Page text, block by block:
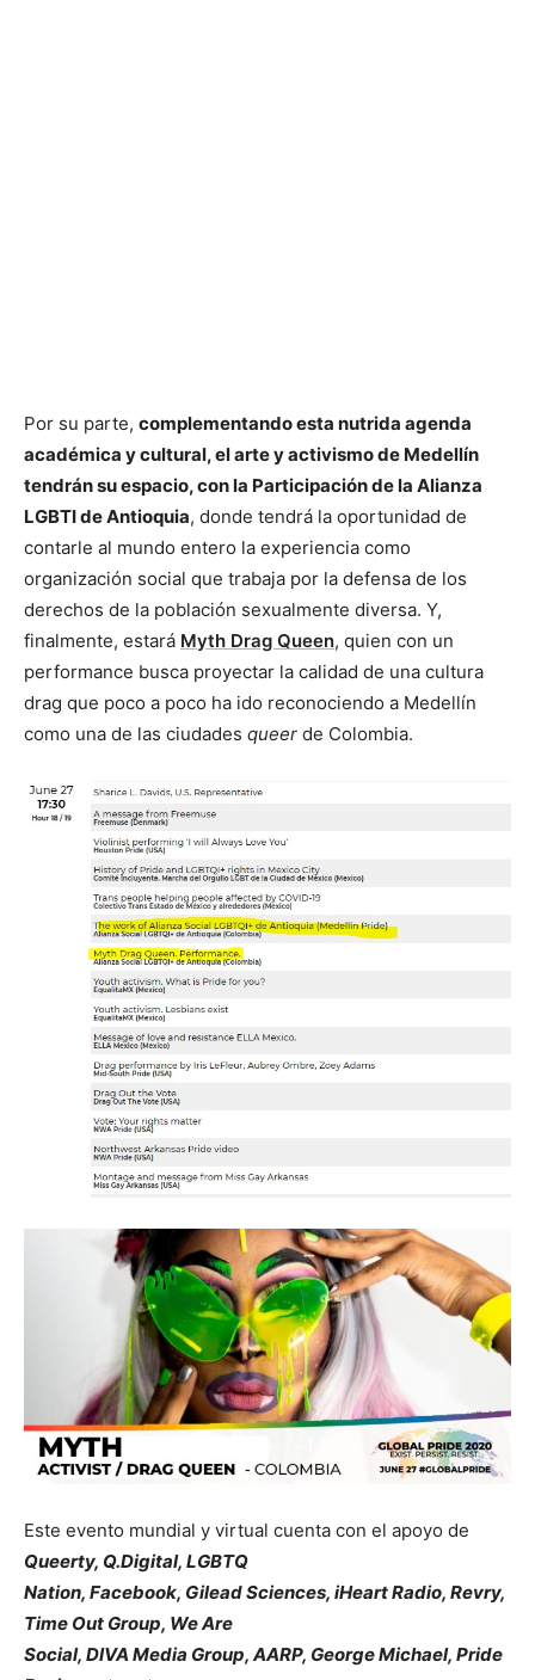
Por su parte, complementando esta nutrida agenda
académica y cultural, el arte y activismo de Medellín
tendrán su espacio, con la Participación de la Alianza
LGBTI de Antioquia, donde tendrá la oportunidad de
contarle al mundo entero la experiencia como
organización social que trabaja por la defensa de los
derechos de la población sexualmente diversa. Y,
finalmente, estará Myth Drag Queen, quien con un
performance busca proyectar la calidad de una cultura
drag que poco a poco ha ido reconociendo a Medellín
como una de las ciudades queer de Colombia.
Este evento mundial y virtual cuenta con el apoyo de
Queerty, Q.Digital, LGBTQ
Nation, Facebook, Gilead Sciences, iHeart Radio, Revry,
Time Out Group, We Are
Social, DIVA Media Group, AARP, George Michael, Pride